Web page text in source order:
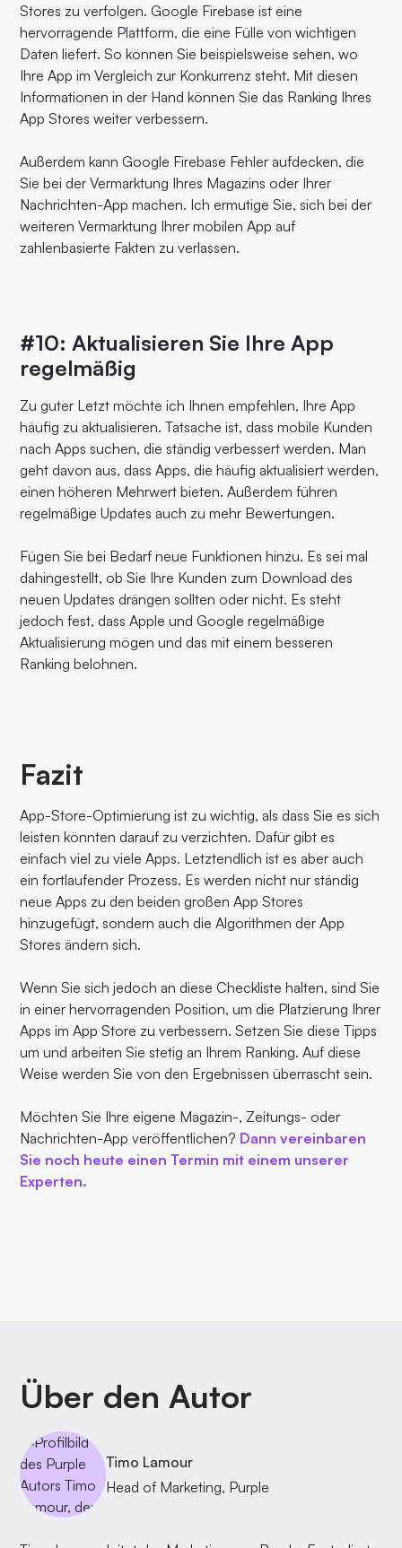
Stores zu verfolgen. Google Firebase ist eine
hervorragende Plattform, die eine Fülle von wichtigen
Daten liefert. So können Sie beispielsweise sehen, wo
Ihre App im Vergleich zur Konkurrenz steht. Mit diesen
Informationen in der Hand können Sie das Ranking Ihres
App Stores weiter verbessern.
Außerdem kann Google Firebase Fehler aufdecken, die
Sie bei der Vermarktung Ihres Magazins oder Ihrer
Nachrichten-App machen. Ich ermutige Sie, sich bei der
weiteren Vermarktung Ihrer mobilen App auf
zahlenbasierte Fakten zu verlassen.
#10: Aktualisieren Sie Ihre App
regelmäßig
Zu guter Letzt möchte ich Ihnen empfehlen, Ihre App
häufig zu aktualisieren. Tatsache ist, dass mobile Kunden
nach Apps suchen, die ständig verbessert werden. Man
geht davon aus, dass Apps, die häufig aktualisiert werden,
einen höheren Mehrwert bieten. Außerdem führen
regelmäßige Updates auch zu mehr Bewertungen.
Fügen Sie bei Bedarf neue Funktionen hinzu. Es sei mal
dahingestellt, ob Sie Ihre Kunden zum Download des
neuen Updates drängen sollten oder nicht. Es steht
jedoch fest, dass Apple und Google regelmäßige
Aktualisierung mögen und das mit einem besseren
Ranking belohnen.
Fazit
App-Store-Optimierung ist zu wichtig, als dass Sie es sich
leisten könnten darauf zu verzichten. Dafür gibt es
einfach viel zu viele Apps. Letztendlich ist es aber auch
ein fortlaufender Prozess. Es werden nicht nur ständig
neue Apps zu den beiden großen App Stores
hinzugefügt, sondern auch die Algorithmen der App
Stores ändern sich.
Wenn Sie sich jedoch an diese Checkliste halten, sind Sie
in einer hervorragenden Position, um die Platzierung Ihrer
Apps im App Store zu verbessern. Setzen Sie diese Tipps
um und arbeiten Sie stetig an Ihrem Ranking. Auf diese
Weise werden Sie von den Ergebnissen überrascht sein.
Möchten Sie Ihre eigene Magazin-, Zeitungs- oder
Nachrichten-App veröffentlichen? Dann vereinbaren
Sie noch heute einen Termin mit einem unserer
Experten.
Über den Autor
Timo Lamour
Head of Marketing, Purple